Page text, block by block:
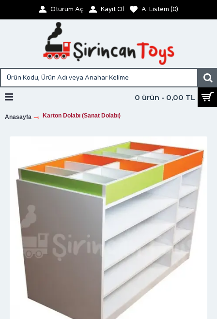
Oturum Aç Kayıt Ol A. Listem (0)
0 ürün - 0,00 TL
Anasayfa Karton Dolabı (Sanat Dolabı)